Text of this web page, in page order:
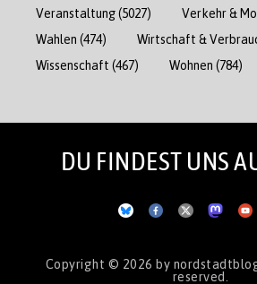
Veranstaltung(5027) Verkehr &
Wahlen (474) Wirtschaft &
Wissenschaft (467) Wohnen (784)
DU FINDEST UNS
Copyright © 2026 by
reserved.